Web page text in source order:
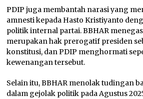
PDIP juga membantah narasi yang
amnesti kepada Hasto Kristiyanto
politik internal partai. BBHAR
merupakan hak prerogatif presiden
konstitusi, dan PDIP menghormati
kewenangan tersebut.
Selain itu, BBHAR menolak tudingan
dalam gejolak politik pada Agustus